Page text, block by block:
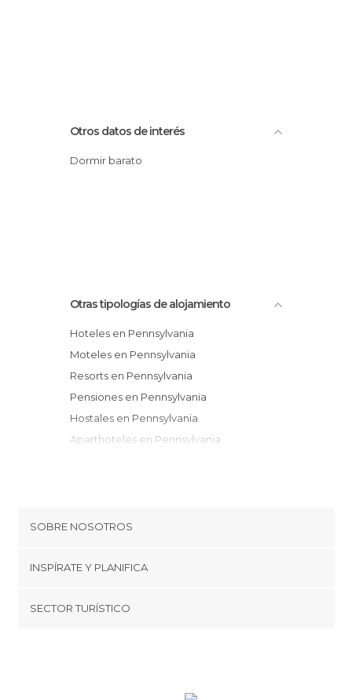
Otros datos de interés
Dormir barato
Otras tipologías de alojamiento
Hoteles en Pennsylvania
Moteles en Pennsylvania
Resorts en Pennsylvania
Pensiones en Pennsylvania
Hostales en Pennsylvania
Aparthoteles en Pennsylvania
SOBRE NOSOTROS
Cookies
Términos y condiciones
INSPÍRATE Y PLANIFICA
SECTOR TURÍSTICO